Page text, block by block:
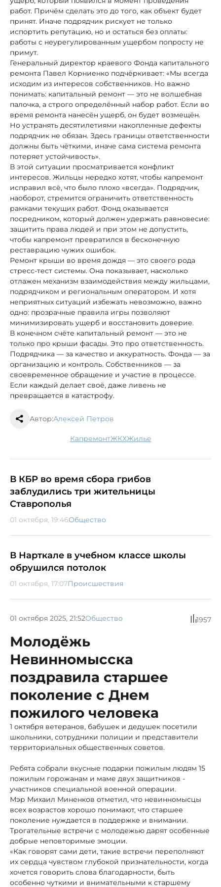
работ. Причём сделать это до того, как объект будет
принят. Иначе подрядчик рискует не только
испортить репутацию, но и остаться без оплаты:
работы с неурегулированным ущербом попросту не
примут.
Генеральный директор краевого Фонда капитального
ремонта Павел Корниенко подчёркивает: «Мы всегда
исходим из интересов собственников. Но важно
понимать: капитальный ремонт — это не волшебная
палочка, а строго определённый набор работ. Если во
время ремонта нанесён ущерб, он будет возмещён.
Но устранять десятилетиями накопленные дефекты
подрядчик не обязан. Здесь границы ответственности
должны быть чёткими, иначе сама система ремонта
потеряет устойчивость».
В этой ситуации просматривается конфликт
интересов. Жильцы нередко хотят, чтобы капремонт
исправил всё, что было плохо «всегда». Подрядчик,
наоборот, стремится ограничить ответственность
рамками текущих работ. Фонд оказывается
посредником, который должен удержать равновесие:
защитить права людей и при этом не допустить,
чтобы капремонт превратился в бесконечную
реставрацию чужих ошибок.
Ремонт крыши во время дождя — это своего рода
стресс-тест системы. Она показывает, насколько
отлажен механизм взаимодействия между жильцами,
подрядчиком и региональным оператором. И хотя
неприятных ситуаций избежать невозможно, важно
одно: прозрачные правила игры позволяют
минимизировать ущерб и восстановить доверие.
В конечном счёте капитальный ремонт — это не
только про крыши фасады. Это про ответственность.
Подрядчика — за качество и аккуратность. Фонда — за
организацию и контроль. Собственников — за
своевременное обращение и участие в процессе.
Если каждый делает своё, даже ливень не
превращается в катастрофу.
Автор:Алексей Петров
капремонт ЖКХ жилье
В КБР во время сбора грибов
заблудились три жительницы
Ставрополья
01 октября, 19:46Общество
В Нарткале в учебном классе школы
обрушился потолок
01 октября, 17:07Происшествия
01 октября 2025, 21:52Общество 1957
Молодёжь
Невинномысска
поздравила старшее
поколение с Днем
пожилого человека
1 октября ветеранов, бабушек и дедушек посетили
школьники, сотрудники полиции и представители
территориальных общественных советов.
Ребята собрали вкусные подарки пожилым людям 15
пожилым горожанам и маме двух защитников -
участников специальной военной операции.
Мэр Михаил Миненков отметил, что невинномысцы
всех возрастов хорошо понимают, что старшее
поколение нуждается в поддержке и внимании.
Трогательные встречи с молодежью дарят особенные
добрые неповторимые эмоции.
«Как говорят сами дети, такие встречи переполняют
их сердца чувством глубокой признательности, когда
хочется говорить слова благодарности, быть
особенно чуткими и внимательными к старшему